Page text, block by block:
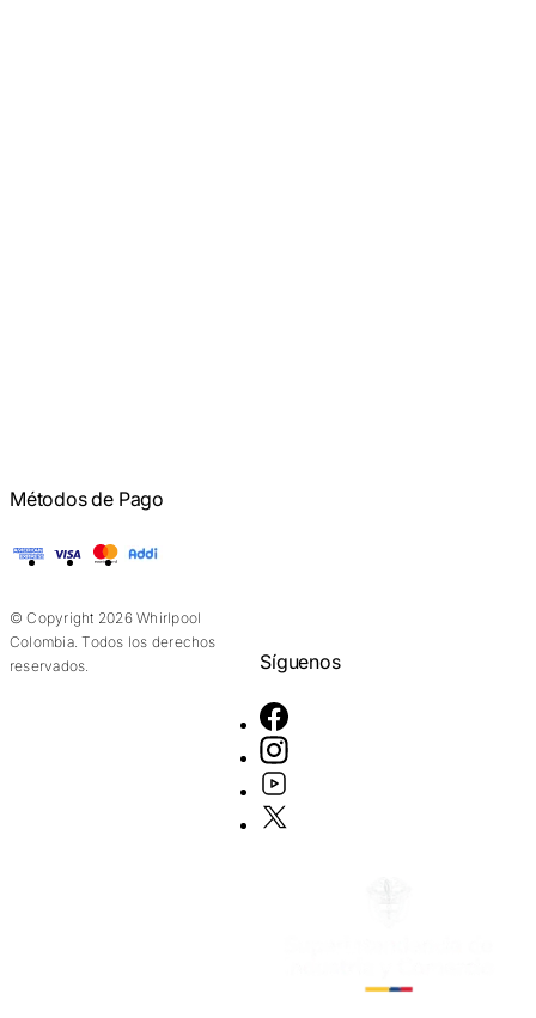
Métodos de Pago
American Express
Visa Mastercard
© Copyright 2026 Whirlpool
Colombia. Todos los derechos
reservados.
Síguenos